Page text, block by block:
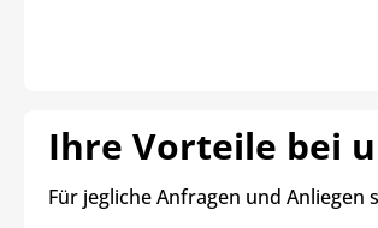
Ihre Vorteile bei
Für jegliche Anfragen und